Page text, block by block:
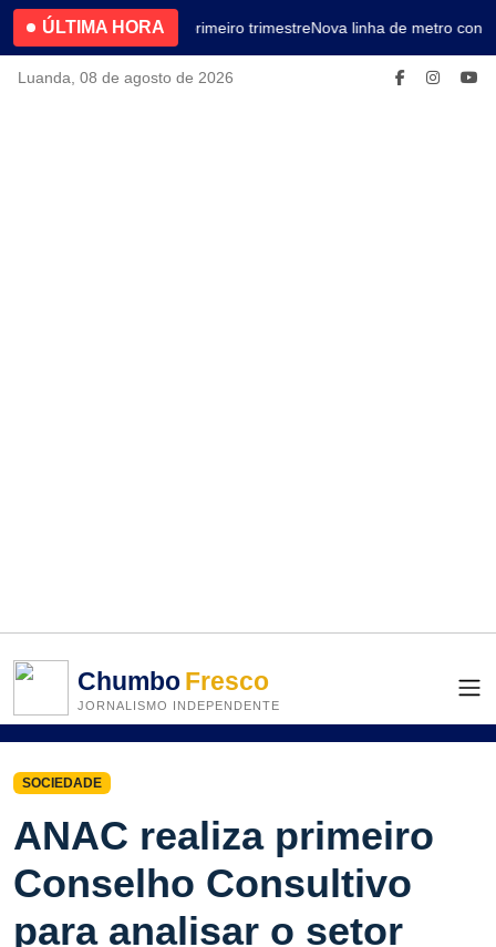
ÚLTIMA HORA4.2% no primeiro trimestreNova linha de metro
Luanda, 08 de agosto de 2026
ChumboFresco
JORNALISMO INDEPENDENTE
SOCIEDADE
ANAC realiza primeiro
Conselho Consultivo
para analisar o setor